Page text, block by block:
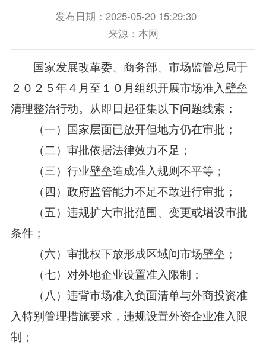
发布日期：2025-05-20 15:29:30
来源：本网
国家发展改革委、商务部、市场监管总局于
２０２５年４月至１０月组织开展市场准入壁垒
清理整治行动。从即日起征集以下问题线索：
（一）国家层面已放开但地方仍在审批；
（二）审批依据法律效力不足；
（三）行业壁垒造成准入规则不平等；
（四）政府监管能力不足不敢进行审批；
（五）违规扩大审批范围、变更或增设审批
条件；
（六）审批权下放形成区域间市场壁垒；
（七）对外地企业设置准入限制；
（八）违背市场准入负面清单与外商投资准
入特别管理措施要求，违规设置外资企业准入限
制；